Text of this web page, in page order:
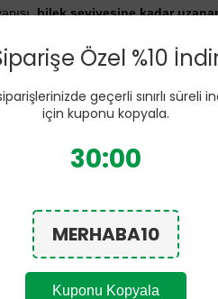
bilek seviyesine kadar
hafif ve yumuşak dokusu oyun
etmeyeceği kadar hafif bir
ipliği örgüsünü modal liflerin
yapısıyla doğal konforu ön plana
Özel %10
geçerli sınırlı süreli
için kuponu kopyala.
29:59
MERHABA10
Kuponu Kopyala